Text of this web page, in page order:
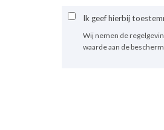
Ik geef hierbij
Wij nemen de
waarde aan de